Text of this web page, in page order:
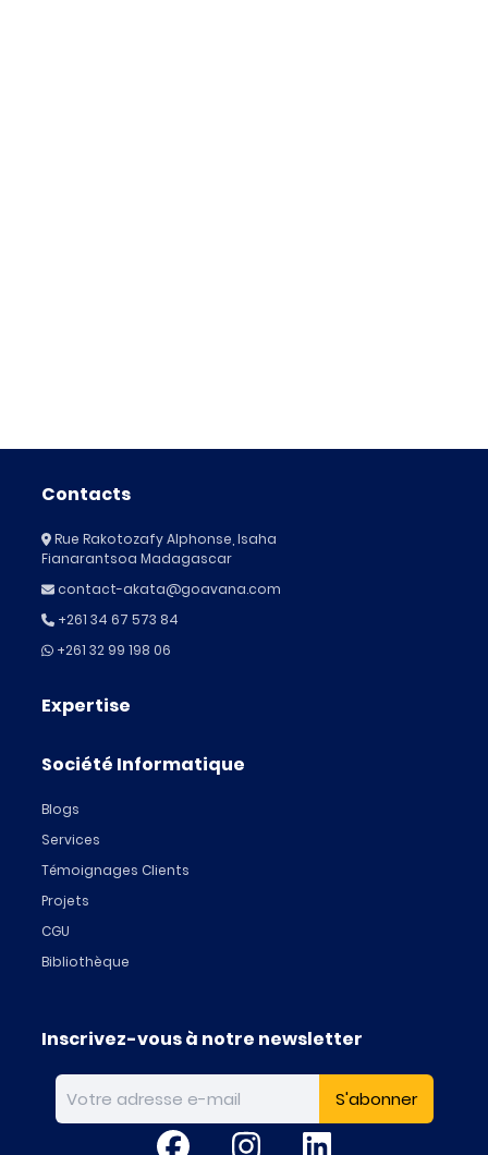
Contacts
Rue Rakotozafy Alphonse, Isaha
Fianarantsoa Madagascar
contact-akata@goavana.com
+261 34 67 573 84
+261 32 99 198 06
Expertise
Société Informatique
Blogs
Services
Témoignages Clients
Projets
CGU
Bibliothèque
Inscrivez-vous à notre newsletter
Votre adresse e-mail
S'abonner